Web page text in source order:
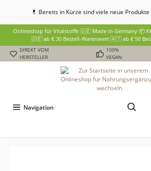
💊 Bereits in Kürze sind viele neue
Onlineshop für Vitalstoffe 🇩🇪 Made in Germany 📦
🇩🇪 ab € 30 Bestell-Warenwert 🇦🇹 ab € 50
DIREKT VOM
HERSTELLER
100%
VEGAN
Navigation